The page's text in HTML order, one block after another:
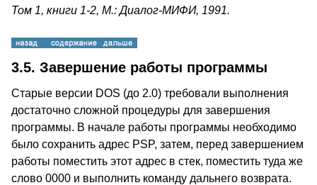
Том 1, книги 1-2, М.: Диалог-МИФИ, 1991.
3.5. Завершение работы программы
Старые версии DOS (до 2.0) требовали выполнения
достаточно сложной процедуры для завершения
программы. В начале работы программы необходимо
было сохранить адрес PSP, затем, перед завершением
работы поместить этот адрес в стек, поместить туда же
слово 0000 и выполнить команду дальнего возврата.